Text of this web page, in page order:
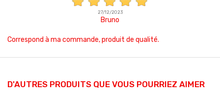
27/12/2023
Bruno
Correspond à ma commande, produit de qualité.
D'AUTRES PRODUITS QUE VOUS POURRIEZ AIMER